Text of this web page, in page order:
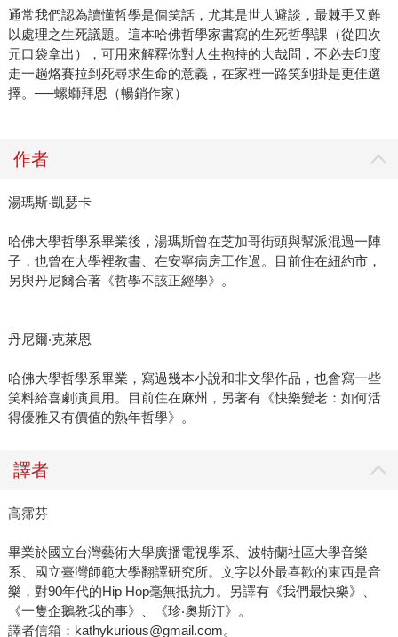
通常我們認為讀懂哲學是個笑話，尤其是世人避談，最棘手又難
以處理之生死議題。這本哈佛哲學家書寫的生死哲學課（從四次
元口袋拿出），可用來解釋你對人生抱持的大哉問，不必去印度
走一趟烙賽拉到死尋求生命的意義，在家裡一路笑到掛是更佳選
擇。──螺螄拜恩（暢銷作家）
作者
湯瑪斯‧凱瑟卡
哈佛大學哲學系畢業後，湯瑪斯曾在芝加哥街頭與幫派混過一陣
子，也曾在大學裡教書、在安寧病房工作過。目前住在紐約市，
另與丹尼爾合著《哲學不該正經學》。
丹尼爾‧克萊恩
哈佛大學哲學系畢業，寫過幾本小說和非文學作品，也會寫一些
笑料給喜劇演員用。目前住在麻州，另著有《快樂變老：如何活
得優雅又有價值的熟年哲學》。
譯者
高霈芬
畢業於國立台灣藝術大學廣播電視學系、波特蘭社區大學音樂
系、國立臺灣師範大學翻譯研究所。文字以外最喜歡的東西是音
樂，對90年代的Hip Hop毫無抵抗力。另譯有《我們最快樂》、
《一隻企鵝教我的事》、《珍‧奧斯汀》。
譯者信箱：kathykurious@gmail.com。